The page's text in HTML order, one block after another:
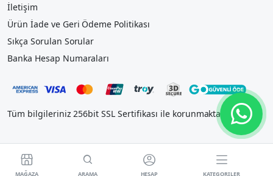
İletişim
Ürün İade ve Geri Ödeme Politikası
Sıkça Sorulan Sorular
Banka Hesap Numaraları
Tüm bilgileriniz 256bit SSL Sertifikası ile korunmaktadır.

MAĞAZA

ARAMA

HESAP

KATEGORILER